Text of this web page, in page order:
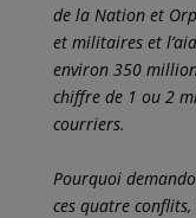
de la Nation et
et militaires et
environ 350
chiffre de 1 ou 2
courriers.
Pourquoi
ces quatre